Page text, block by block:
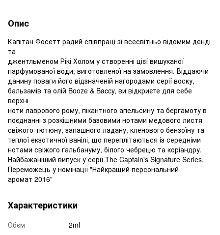
Опис
Капітан Фосетт радий співпраці зі всесвітньо відомим денді
та
джентльменом Рікі Холом у створенні цієї вишуканої
парфумованої води, виготовленої на замовлення. Віддаючи
данину поваги його відзначеній нагородами серії воску,
бальзамів та олій Booze & Baccy, ви відкриєте для себе
верхні
ноти лаврового рому, пікантного апельсину та бергамоту в
поєднанні з розкішними базовими нотами медового листя
свіжого тютюну, запашного ладану, кленового бензоїну та
теплої екзотичної ванілі, що переплітаються із середніми
нотами свіжого гальбануму, білого чебрецю та коріандру.
Найбажаніший випуск у серії The Captain's Signature Series.
Переможець у номінації "Найкращий персональний
аромат 2016"
Характеристики
Обєм
2ml